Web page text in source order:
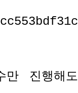
만 진행해도